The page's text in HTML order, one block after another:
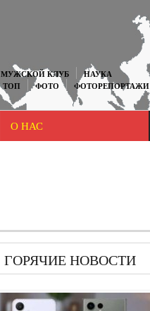
МУЖСКОЙ КЛУБ
НАУКА
ТОП ФОТО
ФОТОРЕПОРТАЖИ
О НАС
ГОРЯЧИЕ НОВОСТИ